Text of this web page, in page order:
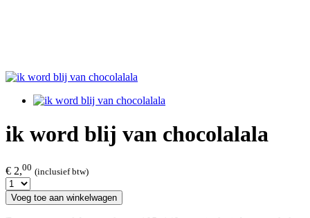
ik word blij van chocolalala
€ 2,00 (inclusief btw)
Voeg toe aan winkelwagen